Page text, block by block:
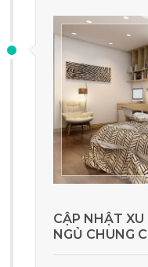
CẬP NHẬT XU
NGỦ CHUNG